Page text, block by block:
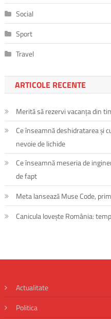
Social
Sport
Travel
ARTICOLE RECENTE
Merită să rezervi vacanța din
Ce înseamnă deshidratarea și
nevoie de lichide
Ce înseamnă meseria de
de fapt
Meta lansează Muse Code,
Canicula lovește România:
Actualitate
Politica